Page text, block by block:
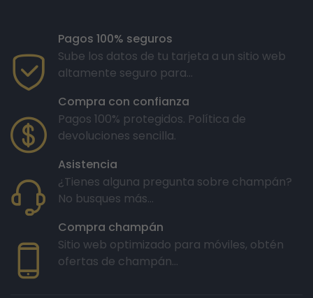
Pagos 100% seguros
Sube los datos de tu tarjeta a un sitio web
altamente seguro para...
Compra con confianza
Pagos 100% protegidos. Política de
devoluciones sencilla.
Asistencia
¿Tienes alguna pregunta sobre champán?
No busques más...
Compra champán
Sitio web optimizado para móviles, obtén
ofertas de champán...